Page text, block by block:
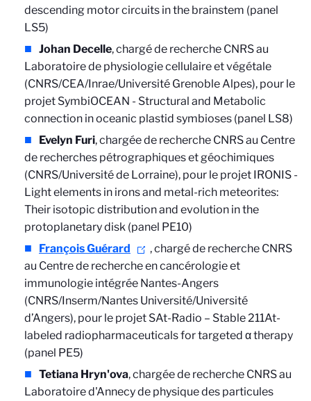
descending motor circuits in the brainstem (panel
LS5)
Johan Decelle, chargé de recherche CNRS au
Laboratoire de physiologie cellulaire et végétale
(CNRS/CEA/Inrae/Université Grenoble Alpes), pour le
projet SymbiOCEAN - Structural and Metabolic
connection in oceanic plastid symbioses (panel LS8)
Evelyn Furi, chargée de recherche CNRS au Centre
de recherches pétrographiques et géochimiques
(CNRS/Université de Lorraine), pour le projet IRONIS -
Light elements in irons and metal-rich meteorites:
Their isotopic distribution and evolution in the
protoplanetary disk (panel PE10)
François Guérard
, chargé de recherche CNRS
au Centre de recherche en cancérologie et
immunologie intégrée Nantes-Angers
(CNRS/Inserm/Nantes Université/Université
d’Angers), pour le projet SAt-Radio – Stable 211At-
labeled radiopharmaceuticals for targeted α therapy
(panel PE5)
Tetiana Hryn'ova, chargée de recherche CNRS au
Laboratoire d'Annecy de physique des particules